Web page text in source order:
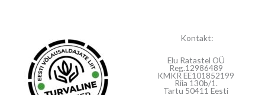
Kontakt:
Elu Ratastel OÜ
Reg.12986489
KMKR EE101852199
Riia 130b/1.
Tartu 50411 Eesti